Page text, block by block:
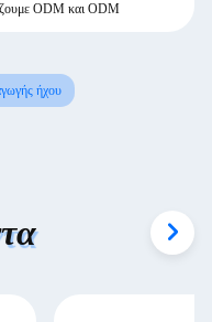
ODM και ODM
ήχου